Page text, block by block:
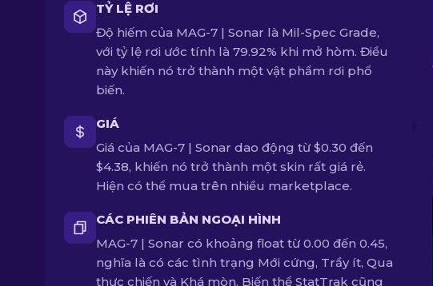
TỶ LỆ RƠI
Độ hiếm của MAG-7 | Sonar là Mil-Spec Grade,
với tỷ lệ rơi ước tính là 79.92% khi mở hòm. Điều
này khiến nó trở thành một vật phẩm rơi phổ
biến.
GIÁ
Giá của MAG-7 | Sonar dao động từ $0.30 đến
$4.38, khiến nó trở thành một skin rất giá rẻ.
Hiện có thể mua trên nhiều marketplace.
CÁC PHIÊN BẢN NGOẠI HÌNH
MAG-7 | Sonar có khoảng float từ 0.00 đến 0.45,
nghĩa là có các tình trạng Mới cứng, Trầy ít, Qua
thực chiến và Khá mòn. Biến thể StatTrak cũng